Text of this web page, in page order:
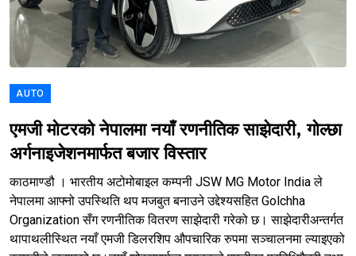
AUTO
एमजी मोटरको नेपालमा नयाँ रणनीतिक साझेदारी, गोल्छा
अर्गनाइजेशनमार्फत बजार विस्तार
काठमाण्डौ । भारतीय अटोमोबाइल कम्पनी JSW MG Motor India ले
नेपालमा आफ्नो उपस्थिति थप मजबुत बनाउने उद्देश्यसहित Golchha
Organization सँग रणनीतिक वितरण साझेदारी गरेको छ। साझेदारीअन्तर्गत
थापाथलीस्थित नयाँ एमजी डिलरशिप औपचारिक रुपमा सञ्चालनमा ल्याइएको